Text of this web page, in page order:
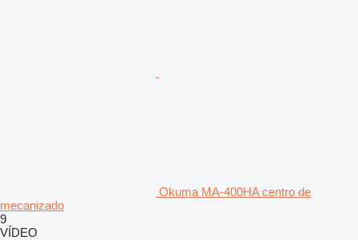
Okuma MA-400HA centro de
mecanizado
9
VÍDEO